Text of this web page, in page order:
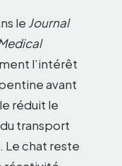
le Journal
l’intérêt
avant
réduit le
transport
Le chat reste